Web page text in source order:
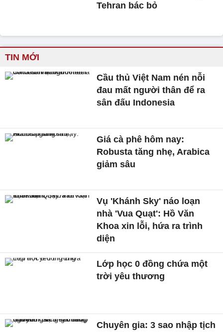
Tehran bác bỏ
TIN MỚI
Cầu thủ Việt Nam nén nỗi
đau mất người thân để ra
sân đấu Indonesia
Giá cà phê hôm nay:
Robusta tăng nhẹ, Arabica
giảm sâu
Vụ 'Khánh Sky' náo loạn
nhà 'Vua Quạt': Hồ Văn
Khoa xin lỗi, hứa ra trình
diện
Lớp học 0 đồng chứa một
trời yêu thương
Chuyên gia: 3 sao nhập tịch